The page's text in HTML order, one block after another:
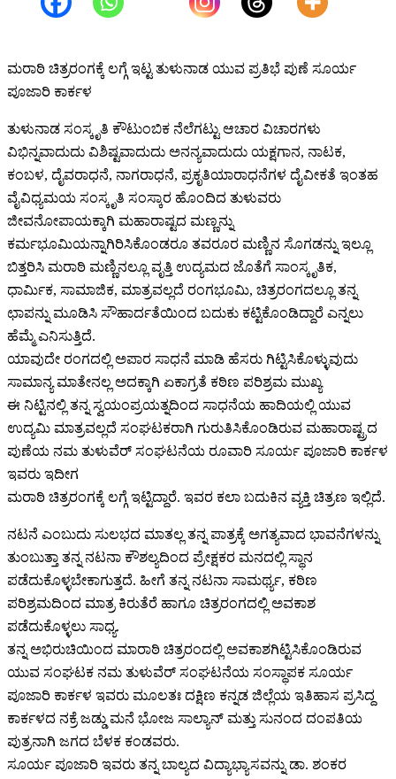
ಮರಾಠಿ ಚಿತ್ರರಂಗಕ್ಕೆ ಲಗ್ಗೆ ಇಟ್ಟ ತುಳುನಾಡ ಯುವ ಪ್ರತಿಭೆ ಪುಣೆ ಸೂರ್ಯ
ಪೂಜಾರಿ ಕಾರ್ಕಳ
ತುಳುನಾಡ ಸಂಸ್ಕೃತಿ ಕೌಟುಂಬಿಕ ನೆಲೆಗಟ್ಟು ಆಚಾರ ವಿಚಾರಗಳು
ವಿಭಿನ್ನವಾದುದು ವಿಶಿಷ್ಟವಾದುದು ಅನನ್ಯವಾದುದು ಯಕ್ಷಗಾನ, ನಾಟಕ,
ಕಂಬಳ, ದೈವರಾಧನೆ, ನಾಗರಾಧನೆ, ಪ್ರಕೃತಿಯಾರಾಧನೆಗಳ ದೈವೀಕತೆ ಇಂತಹ
ವೈವಿಧ್ಯಮಯ ಸಂಸ್ಕೃತಿ ಸಂಸ್ಕಾರ ಹೊಂದಿದ ತುಳುವರು
ಜೀವನೋಪಾಯಕ್ಕಾಗಿ ಮಹಾರಾಷ್ಟದ ಮಣ್ಣನ್ನು
ಕರ್ಮಭೂಮಿಯನ್ನಾಗಿರಿಸಿಕೊಂಡರೂ ತವರೂರ ಮಣ್ಣಿನ ಸೊಗಡನ್ನು ಇಲ್ಲೂ
ಬಿತ್ತರಿಸಿ ಮರಾಠಿ ಮಣ್ಣಿನಲ್ಲೂ ವೃತ್ತಿ ಉದ್ಯಮದ ಜೊತೆಗೆ ಸಾಂಸ್ಕೃತಿಕ,
ಧಾರ್ಮಿಕ, ಸಾಮಾಜಿಕ, ಮಾತ್ರವಲ್ಲದೆ ರಂಗಭೂಮಿ, ಚಿತ್ರರಂಗದಲ್ಲೂ ತನ್ನ
ಛಾಪನ್ನು ಮೂಡಿಸಿ ಸೌಹಾರ್ದತೆಯಿಂದ ಬದುಕು ಕಟ್ಟಿಕೊಂಡಿದ್ದಾರೆ ಎನ್ನಲು
ಹೆಮ್ಮೆ ಎನಿಸುತ್ತಿದೆ.
ಯಾವುದೇ ರಂಗದಲ್ಲಿ ಅಪಾರ ಸಾಧನೆ ಮಾಡಿ ಹೆಸರು ಗಿಟ್ಟಿಸಿಕೊಳ್ಳುವುದು
ಸಾಮಾನ್ಯ ಮಾತೇನಲ್ಲ ಅದಕ್ಕಾಗಿ ಏಕಾಗ್ರತೆ ಕಠಿಣ ಪರಿಶ್ರಮ ಮುಖ್ಯ
ಈ ನಿಟ್ಟಿನಲ್ಲಿ ತನ್ನ ಸ್ವಯಂಪ್ರಯತ್ನದಿಂದ ಸಾಧನೆಯ ಹಾದಿಯಲ್ಲಿ ಯುವ
ಉದ್ಯಮಿ ಮಾತ್ರವಲ್ಲದೆ ಸಂಘಟಕರಾಗಿ ಗುರುತಿಸಿಕೊಂಡಿರುವ ಮಹಾರಾಷ್ಟ್ರದ
ಪುಣೆಯ ನಮ ತುಳುವೆರ್ ಸಂಘಟನೆಯ ರೂವಾರಿ ಸೂರ್ಯ ಪೂಜಾರಿ ಕಾರ್ಕಳ
ಇವರು ಇದೀಗ
ಮರಾಠಿ ಚಿತ್ರರಂಗಕ್ಕೆ ಲಗ್ಗೆ ಇಟ್ಟಿದ್ದಾರೆ. ಇವರ ಕಲಾ ಬದುಕಿನ ವ್ಯಕ್ತಿ ಚಿತ್ರಣ ಇಲ್ಲಿದೆ.
ನಟನೆ ಎಂಬುದು ಸುಲಭದ ಮಾತಲ್ಲ ತನ್ನ ಪಾತ್ರಕ್ಕೆ ಅಗತ್ಯವಾದ ಭಾವನೆಗಳನ್ನು
ತುಂಬುತ್ತಾ ತನ್ನ ನಟನಾ ಕೌಶಲ್ಯದಿಂದ ಪ್ರೇಕ್ಷಕರ ಮನದಲ್ಲಿ ಸ್ಥಾನ
ಪಡೆದುಕೊಳ್ಳಬೇಕಾಗುತ್ತದೆ. ಹೀಗೆ ತನ್ನ ನಟನಾ ಸಾಮರ್ಥ್ಯ, ಕಠಿಣ
ಪರಿಶ್ರಮದಿಂದ ಮಾತ್ರ ಕಿರುತೆರೆ ಹಾಗೂ ಚಿತ್ರರಂಗದಲ್ಲಿ ಅವಕಾಶ
ಪಡೆದುಕೊಳ್ಳಲು ಸಾಧ್ಯ.
ತನ್ನ ಅಭಿರುಚಿಯಿಂದ ಮಾರಾಠಿ ಚಿತ್ರರಂದಲ್ಲಿ ಅವಕಾಶಗಿಟ್ಟಿಸಿಕೊಂಡಿರುವ
ಯುವ ಸಂಘಟಕ ನಮ ತುಳುವೆರ್ ಸಂಘಟನೆಯ ಸಂಸ್ಥಾಪಕ ಸೂರ್ಯ
ಪೂಜಾರಿ ಕಾರ್ಕಳ ಇವರು ಮೂಲತಃ ದಕ್ಷಿಣ ಕನ್ನಡ ಜಿಲ್ಲೆಯ ಇತಿಹಾಸ ಪ್ರಸಿದ್ದ
ಕಾರ್ಕಳದ ನಕ್ರೆ ಜಡ್ಡು ಮನೆ ಭೋಜ ಸಾಲ್ಯಾನ್ ಮತ್ತು ಸುನಂದ ದಂಪತಿಯ
ಪುತ್ರನಾಗಿ ಜಗದ ಬೆಳಕ ಕಂಡವರು.
ಸೂರ್ಯ ಪೂಜಾರಿ ಇವರು ತನ್ನ ಬಾಲ್ಯದ ವಿದ್ಯಾಭ್ಯಾಸವನ್ನು ಡಾ. ಶಂಕರ